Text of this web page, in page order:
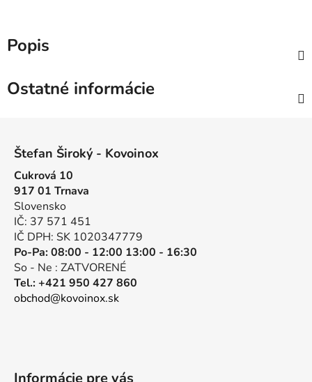
Popis
Ostatné informácie
Štefan Široký - Kovoinox
Cukrová 10
917 01 Trnava
Slovensko
IČ: 37 571 451
IČ DPH: SK 1020347779
Po-Pa: 08:00 - 12:00 13:00 - 16:30
So - Ne : ZATVORENÉ
Tel.: +421 950 427 860
obchod@kovoinox.sk